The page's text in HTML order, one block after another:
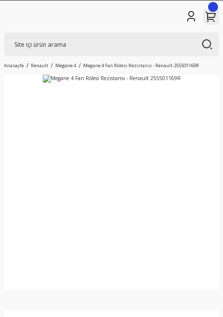
Anasayfa Renault Megane 4 Megane 4 Fan Rölesi Rezistansı - Renault 255501169R